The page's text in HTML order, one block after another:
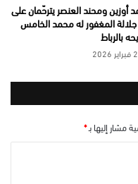
أوزين ومحند العنصر يترحّمان على
المغفور له محمد الخامس
بالرباط
مشار إليها بـ*